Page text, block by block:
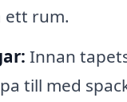
ett rum.
Innan
till med